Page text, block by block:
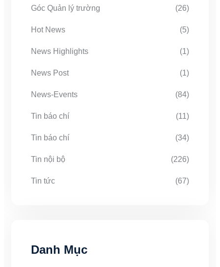
Góc Quản lý trường (26)
Hot News (5)
News Highlights (1)
News Post (1)
News-Events (84)
Tin báo chí (11)
Tin báo chí (34)
Tin nội bộ (226)
Tin tức (67)
Danh Mục